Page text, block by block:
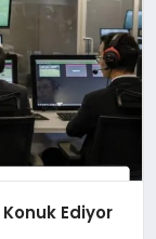
Ediyor